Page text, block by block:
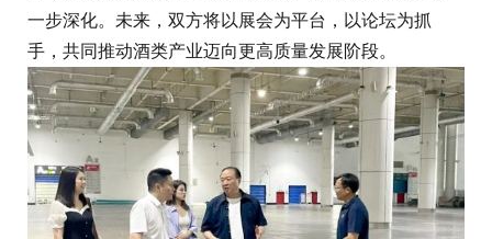
一步深化。未来，双方将以展会为平台，以论坛为抓
手，共同推动酒类产业迈向更高质量发展阶段。